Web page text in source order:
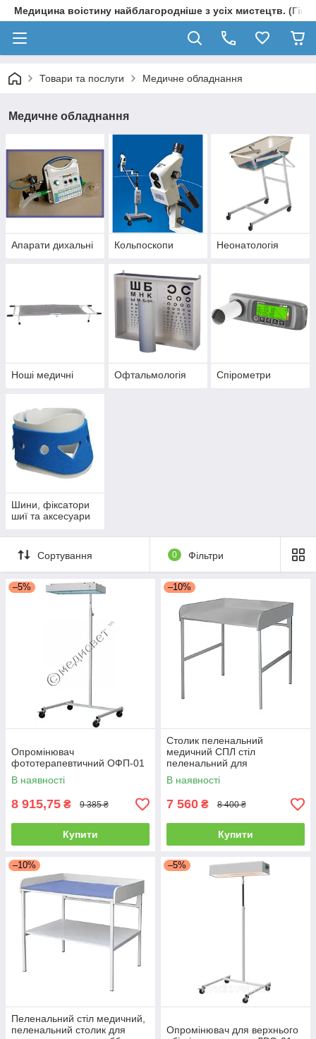
Медицина воістину найблагородніше з усіх мистецтв.
Товари та послуги Медичне обладнання
Медичне обладнання
Апарати дихальні Кольпоскопи Неонатологія
Ноші медичні Офтальмологія Спірометри
Шини, фіксатори
шиї та аксесуари
Сортування 0 Фільтри
–5%
Опромінювач
фототерапевтичний ОФП-01
В наявності
8 915,75 ₴ 9 385 ₴
Купити
–10%
Столик пеленальний
медичний СПЛ стіл
пеленальний для
новонародженого
В наявності
7 560 ₴ 8 400 ₴
Купити
–10%
Пеленальний стіл медичний,
пеленальний столик для
–5%
Опромінювач для верхнього